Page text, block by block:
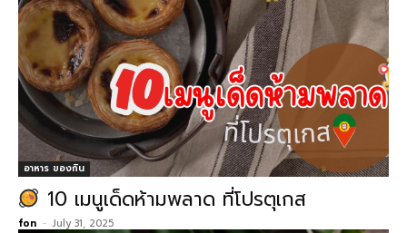
อาหาร ของกิน
10 เมนูเด็ดห้ามพลาด ที่โปรตุเกส
fon - July 31, 2025